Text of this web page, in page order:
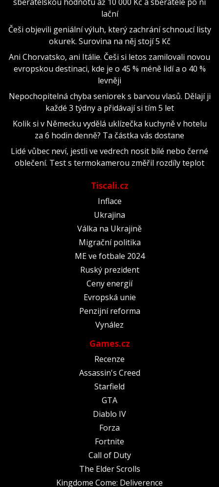
lační
Češi objevili geniální výluh, který zachrání schnoucí listy
okurek. Surovina na něj stojí 5 Kč
Ani Chorvatsko, ani Itálie. Češi si letos zamilovali novou
evropskou destinaci, kde je o 45 % méně lidí a o 40 %
levněji
Nepochopitelná chyba seniorek s barvou vlasů. Dělají ji
každé 3 týdny a přidávají si tím 5 let
Kolik si v Německu vydělá uklízečka kuchyně v hotelu
za 6 hodin denně? Ta částka vás dostane
Lidé vůbec neví, jestli ve vedrech nosit bílé nebo černé
oblečení. Test s termokamerou změřil rozdíly teplot
Tiscali.cz
Inflace
Ukrajina
Válka na Ukrajině
Migrační politika
ME ve fotbale 2024
Ruský prezident
Ceny energií
Evropská unie
Penzijní reforma
Vynález
Games.cz
Recenze
Assassin's Creed
Starfield
GTA
Diablo IV
Forza
Fortnite
Call of Duty
The Elder Scrolls
Kingdome Come: Deliverence